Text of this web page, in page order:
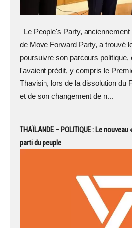
Le People's Party,
de Move Forward Party, a trouvé
poursuivre son parcours politique,
l'avaient prédit, y compris le
Thavisin, lors de la dissolution du
et de son changement de n...
THAÏLANDE – POLITIQUE : Le
parti du peuple